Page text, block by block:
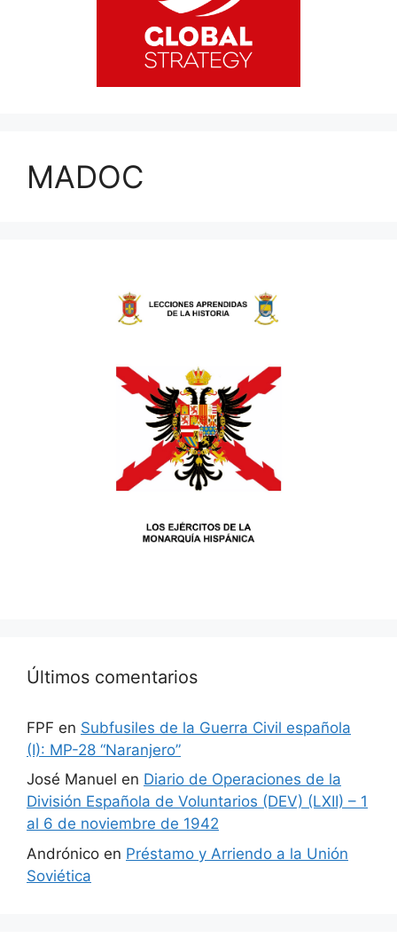
MADOC
Últimos comentarios
FPF en Subfusiles de la Guerra Civil española
(I): MP-28 “Naranjero”
José Manuel en Diario de Operaciones de la
División Española de Voluntarios (DEV) (LXII) – 1
al 6 de noviembre de 1942
Andrónico en Préstamo y Arriendo a la Unión
Soviética